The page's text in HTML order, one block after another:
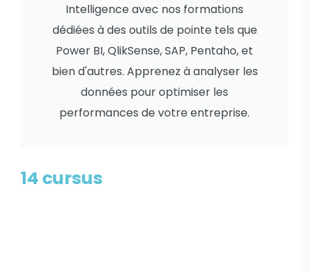
Intelligence avec nos formations
dédiées à des outils de pointe tels que
Power BI, QlikSense, SAP, Pentaho, et
bien d'autres. Apprenez à analyser les
données pour optimiser les
performances de votre entreprise.
14 cursus